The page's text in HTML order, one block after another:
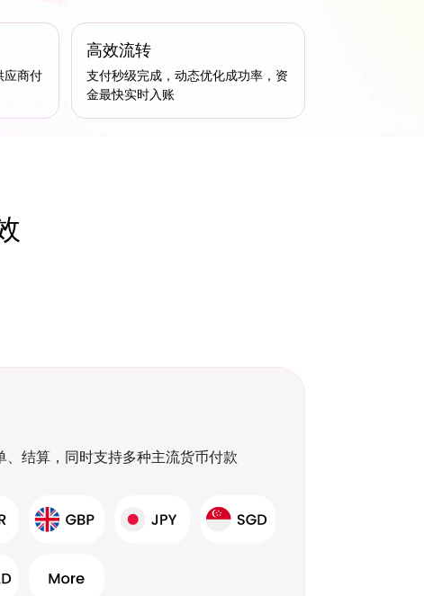
应商付
高效流转
支付秒级完成，动态优化成功率，资
金最快实时入账
、结算，同时支持多种主流货币付款